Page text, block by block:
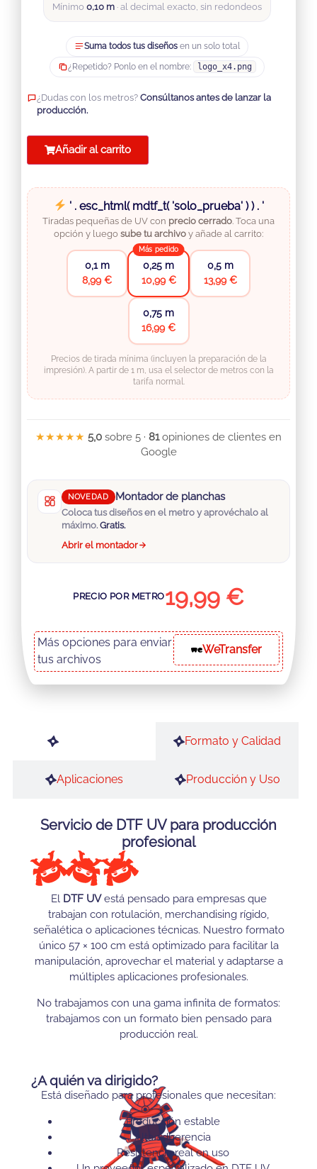
Mínimo 0,10 m · al decimal exacto, sin redondeos
Suma todos tus diseños en un solo total
¿Repetido? Ponlo en el nombre: logo_x4.png
¿Dudas con los metros?Consúltanos antes de lanzar la
producción.
Añadir al carrito
' . esc_html( mdtf_t( 'solo_prueba' ) ) . '
Tiradas pequeñas de UV con precio cerrado. Toca una
opción y luego sube tu archivo y añade al carrito:
0,1 m
8,99 €
Más pedido
0,25 m
10,99 €
0,5 m
13,99 €
0,75 m
16,99 €
Precios de tirada mínima (incluyen la preparación de la
impresión). A partir de 1 m, usa el selector de metros con la
tarifa normal.
★★★★★ 5,0 sobre 5 · 81opiniones de clientes en
Google
NOVEDAD Montador de planchas
Coloca tus diseños en el metro y aprovéchalo al
máximo.Gratis.
Abrir el montador
19,99 €
Más opciones para enviar
tus archivos
WeTransfer
Formato y Calidad
Aplicaciones Producción y Uso
Servicio de DTF UV para producción
profesional
El DTF UVestá pensado para empresas que
trabajan con rotulación, merchandising rígido,
señalética o aplicaciones técnicas. Nuestro formato
único 57 × 100 cm está optimizado para facilitar la
manipulación, aprovechar el material y adaptarse a
múltiples aplicaciones profesionales.
No trabajamos con una gama infinita de formatos:
trabajamos con un formato bien pensado para
producción real.
¿A quién va dirigido?
Está diseñado para profesionales que necesitan:
Producción estable
Alta adherencia
Resistencia real en uso